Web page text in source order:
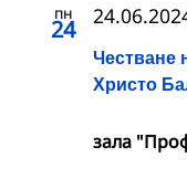
пн
24
Честване
Христо
зала